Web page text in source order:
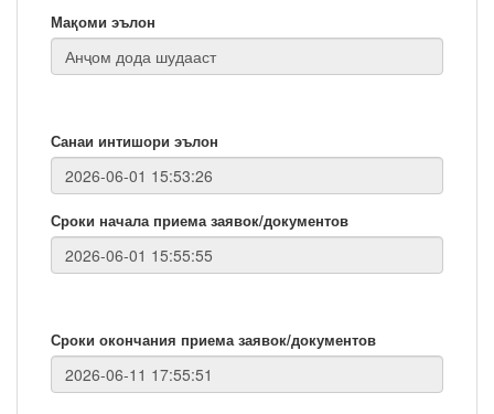
Мақоми эълон
Санаи интишори эълон
Сроки начала приема заявок/документов
Сроки окончания приема заявок/документов